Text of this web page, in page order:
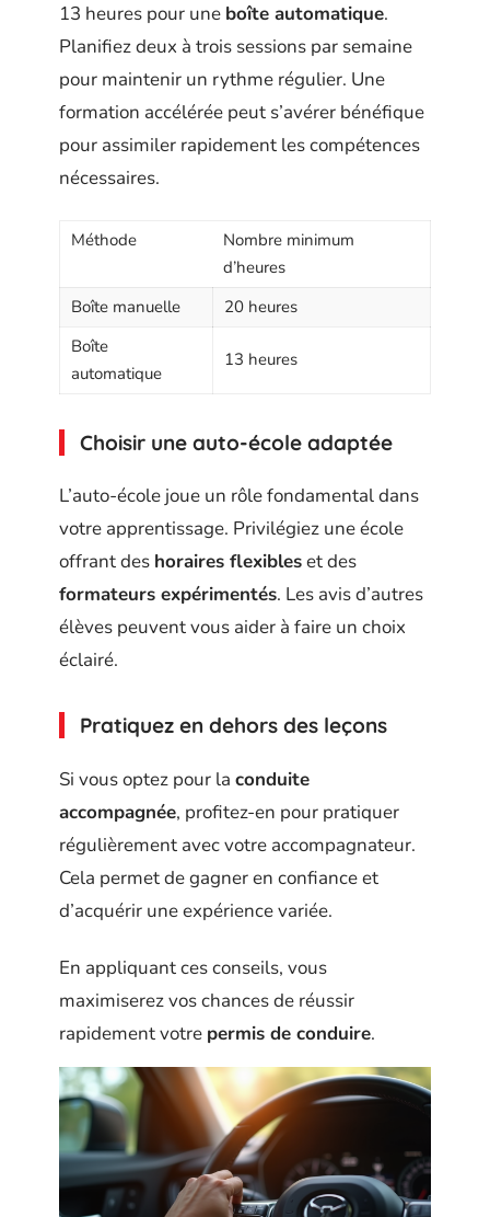
13 heures pour une boîte automatique.
Planifiez deux à trois sessions par semaine
pour maintenir un rythme régulier. Une
formation accélérée peut s’avérer bénéfique
pour assimiler rapidement les compétences
nécessaires.
Méthode
Nombre minimum
d’heures
Boîte manuelle
20 heures
Boîte
automatique
13 heures
Choisir une auto-école adaptée
L’auto-école joue un rôle fondamental dans
votre apprentissage. Privilégiez une école
offrant des horaires flexibleset des
formateurs expérimentés. Les avis d’autres
élèves peuvent vous aider à faire un choix
éclairé.
Pratiquez en dehors des leçons
Si vous optez pour la conduite
accompagnée, profitez-en pour pratiquer
régulièrement avec votre accompagnateur.
Cela permet de gagner en confiance et
d’acquérir une expérience variée.
En appliquant ces conseils, vous
maximiserez vos chances de réussir
rapidement votre permis de conduire.